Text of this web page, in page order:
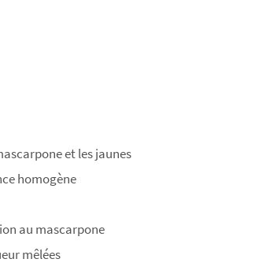
et les jaunes
homogène
au mascarpone
mêlées